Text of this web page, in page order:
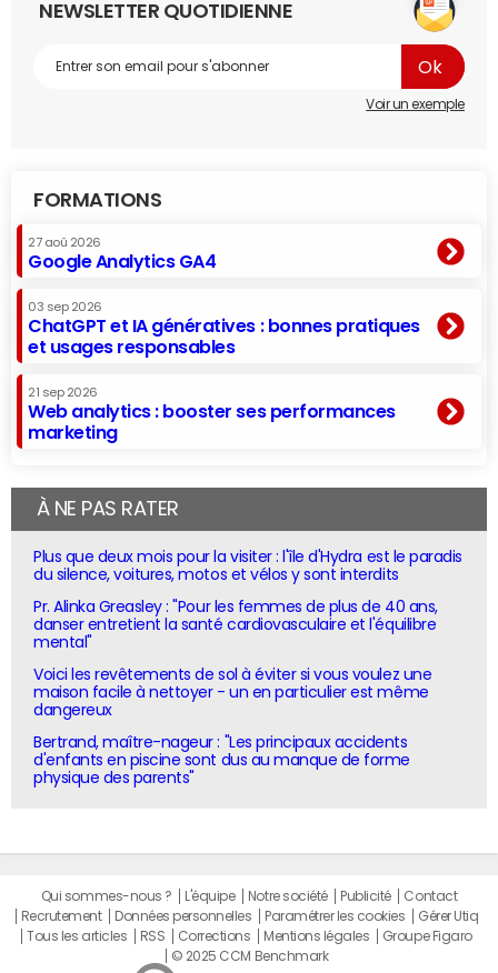
NEWSLETTER QUOTIDIENNE
Voir un exemple
FORMATIONS
27 aoû 2026
Google Analytics GA4
03 sep 2026
ChatGPT et IA génératives : bonnes pratiques
et usages responsables
21 sep 2026
Web analytics : booster ses performances
marketing
À NE PAS RATER
Plus que deux mois pour la visiter : l'île d'Hydra est le paradis
du silence, voitures, motos et vélos y sont interdits
Pr. Alinka Greasley : "Pour les femmes de plus de 40 ans,
danser entretient la santé cardiovasculaire et l'équilibre
mental"
Voici les revêtements de sol à éviter si vous voulez une
maison facile à nettoyer - un en particulier est même
dangereux
Bertrand, maître-nageur : "Les principaux accidents
d'enfants en piscine sont dus au manque de forme
physique des parents"
Qui sommes-nous ? L'équipe Notre société Publicité
Contact
Recrutement
Données personnelles Paramétrer les cookies
Gérer Utiq
Tous les articles
RSS Corrections Mentions légales
Groupe Figaro
© 2025 CCM Benchmark